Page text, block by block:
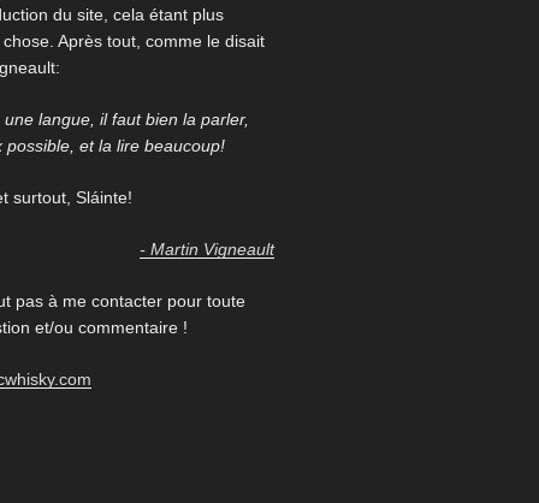
du site, cela étant plus
Après tout, comme le disait
langue, il faut bien la parler,
possible, et la lire beaucoup!
surtout, Sláinte!
- Martin Vigneault
pas à me contacter pour toute
et/ou commentaire !